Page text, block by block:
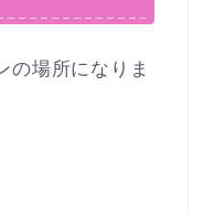
の場所になりま